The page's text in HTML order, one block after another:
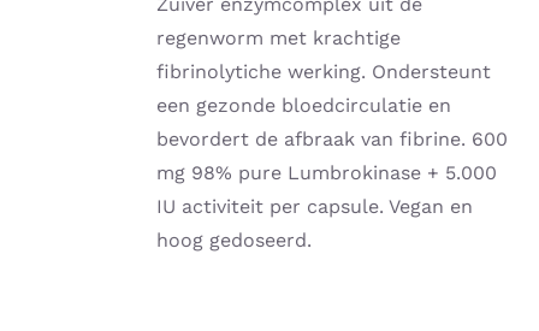
regenworm met krachtige
fibrinolytiche werking. Ondersteunt
een gezonde bloedcirculatie en
bevordert de afbraak van fibrine. 600
mg 98% pure Lumbrokinase + 5.000
IU activiteit per capsule. Vegan en
hoog gedoseerd.